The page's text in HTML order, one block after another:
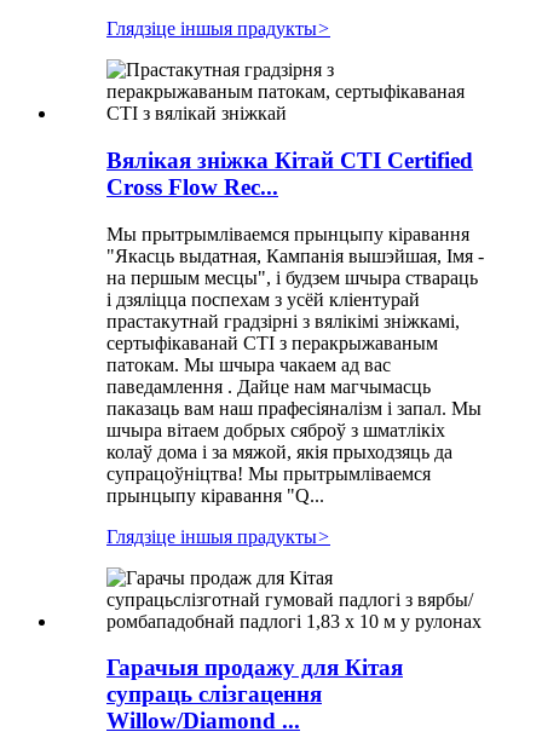
Глядзіце іншыя прадукты>
Вялікая зніжка Кітай CTI Certified
Cross Flow Rec...
Мы прытрымліваемся прынцыпу кіравання
"Якасць выдатная, Кампанія вышэйшая, Імя -
на першым месцы", і будзем шчыра ствараць
і дзяліцца поспехам з усёй кліентурай
прастакутнай градзірні з вялікімі зніжкамі,
сертыфікаванай CTI з перакрыжаваным
патокам. Мы шчыра чакаем ад вас
паведамлення . Дайце нам магчымасць
паказаць вам наш прафесіяналізм і запал. Мы
шчыра вітаем добрых сяброў з шматлікіх
колаў дома і за мяжой, якія прыходзяць да
супрацоўніцтва! Мы прытрымліваемся
прынцыпу кіравання "Q...
Глядзіце іншыя прадукты>
Гарачыя продажу для Кітая
супраць слізгацення
Willow/Diamond ...